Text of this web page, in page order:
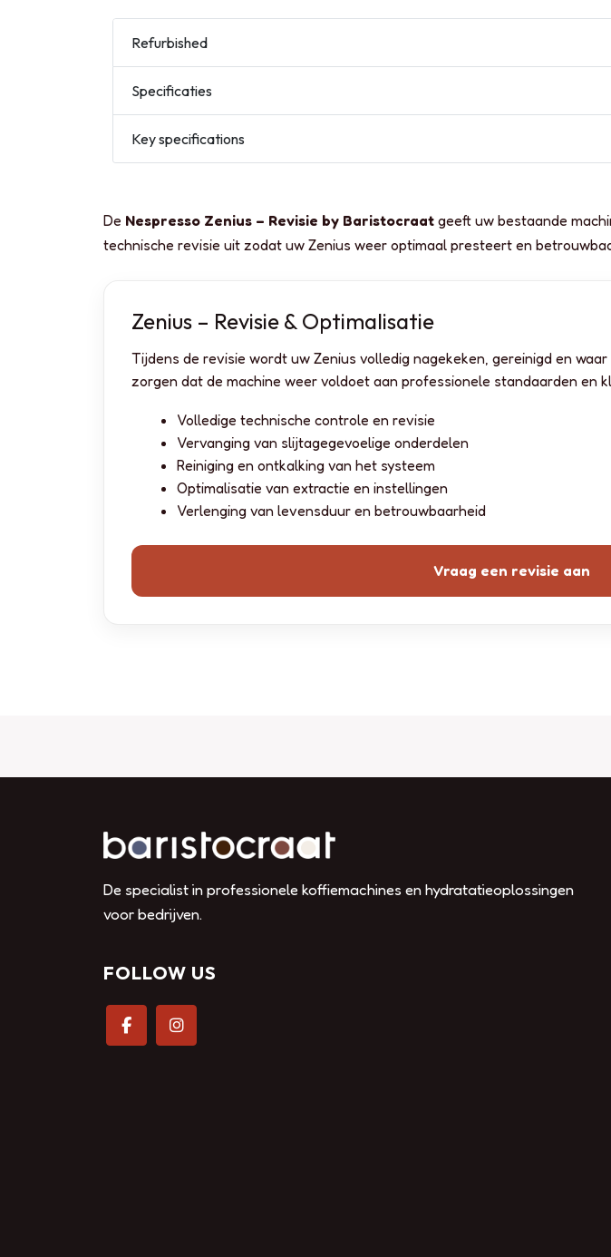
Refurbished
Specificaties
Key specifications
De Nespresso Zenius – Revisie by Baristocraat geeft uw bestaande
technische revisie uit zodat uw Zenius weer optimaal presteert en
Zenius – Revisie & Optimalisatie
Tijdens de revisie wordt uw Zenius volledig nagekeken, gereinigd en
zorgen dat de machine weer voldoet aan professionele standaarden en
Volledige technische controle en revisie
Vervanging van slijtagegevoelige onderdelen
Reiniging en ontkalking van het systeem
Optimalisatie van extractie en instellingen
Verlenging van levensduur en betrouwbaarheid
Vraag een revisie aan
De specialist in professionele koffiemachines en hydratatieoplossingen
voor bedrijven.
FOLLOW US